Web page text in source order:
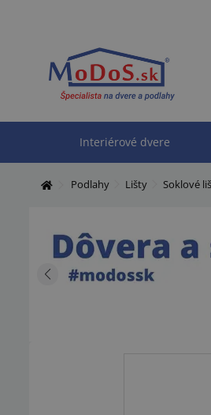
Interiérové dvere
Podlahy Lišty Soklové